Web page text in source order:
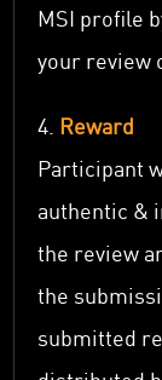
MSI profile
your review
4. Reward
Participant
authentic &
the review
the
submitted